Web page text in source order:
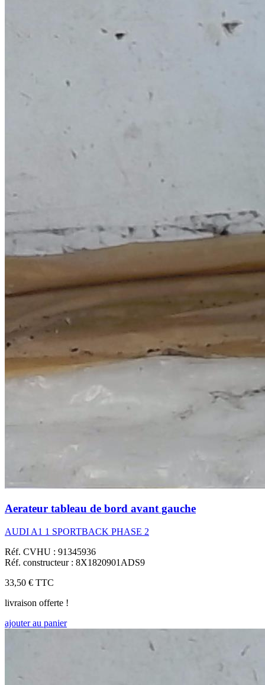
Aerateur tableau de bord avant gauche
AUDI A1 1 SPORTBACK PHASE 2
Réf. CVHU : 91345936
Réf. constructeur : 8X1820901ADS9
33,50 € TTC
livraison offerte !
ajouter au panier